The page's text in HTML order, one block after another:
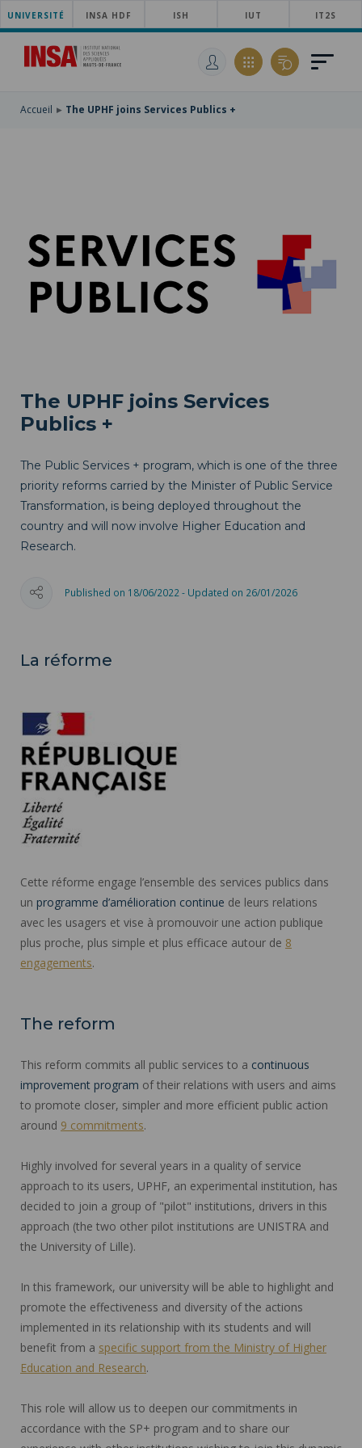
SKIP
TO
MAIN
NAVIGATION
SKIP
MAIN
SKIP
UNIVERSITÉ INSA HDF ISH IUT IT2S
Accueil The UPHF joins Services Publics +
The UPHF joins Services
Publics +
The Public Services + program, which is one of the three
priority reforms carried by the Minister of Public Service
Transformation, is being deployed throughout the
country and will now involve Higher Education and
Research.
Published on 18/06/2022 - Updated on 26/01/2026
La réforme
Cette réforme engage l’ensemble des services publics dans
un programme d’amélioration continue de leurs relations
avec les usagers et vise à promouvoir une action publique
plus proche, plus simple et plus efficace autour de 8
engagements.
The reform
This reform commits all public services to a continuous
improvement program of their relations with users and aims
to promote closer, simpler and more efficient public action
around 9 commitments.
Highly involved for several years in a quality of service
approach to its users, UPHF, an experimental institution, has
decided to join a group of "pilot" institutions, drivers in this
approach (the two other pilot institutions are UNISTRA and
the University of Lille).
In this framework, our university will be able to highlight and
promote the effectiveness and diversity of the actions
implemented in its relationship with its students and will
benefit from a specific support from the Ministry of Higher
Education and Research.
This role will allow us to deepen our commitments in
accordance with the SP+ program and to share our